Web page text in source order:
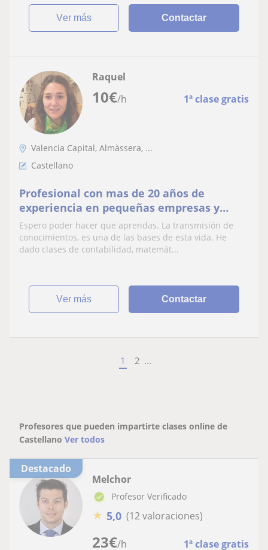
ver más Contactar
10€/h 1ª clase gratis
Raquel
Valencia Capital, Almàssera, ...
Castellano
Profesional con mas de 20 años de
experiencia en pequeñas empresas y
multinacionales.
Espero poder hacer que aprendas. La transmisión de
conocimientos, es una de las bases de esta vida. He
dado clases de contabilidad, matemát...
ver más Contactar
1 2 ...
Profesores que pueden impartirte clases online de
Castellano Ver todos
Destacado
23€/h 1ª clase gratis
Melchor
Profesor Verificado
★ 5,0 (12 valoraciones)